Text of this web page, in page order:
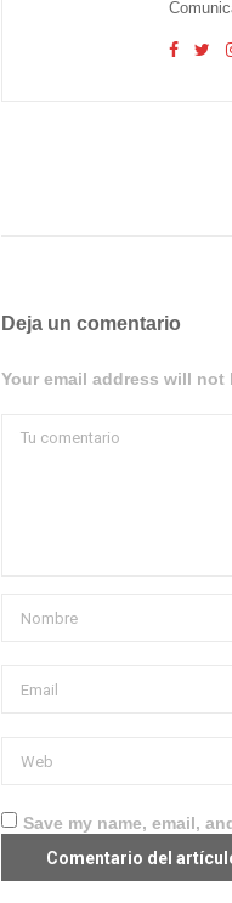
Deja un comentario
Your email address will
Save my name, email,